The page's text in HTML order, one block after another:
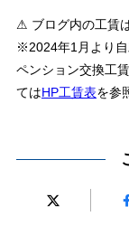
⚠ ブログ内の工賃
※2024年1月より自
ペンション交換工
てはHP工賃表を参